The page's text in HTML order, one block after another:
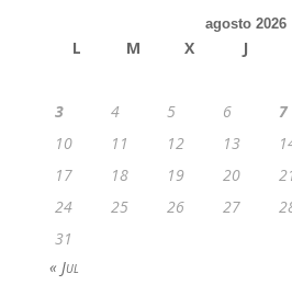
agosto 2026
L M X J
3
4 5 6 7
10
11 12 13
17
18 19 20
24
25 26 27
31
« Jul